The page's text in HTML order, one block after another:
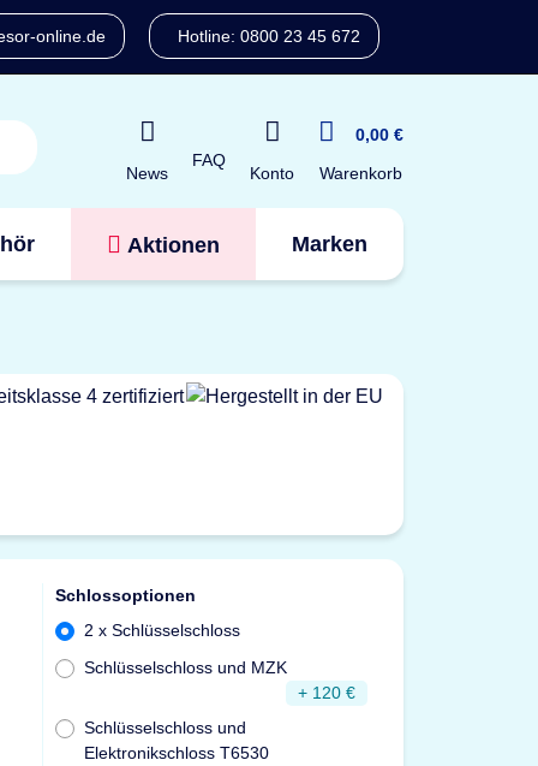
online.de Hotline: 0800 23 45 672
News
FAQ
Konto
0,00 €
Warenkorb
Aktionen Marken
Schlossoptionen
2 x Schlüsselschloss
Schlüsselschloss und MZK
+ 120 €
Schlüsselschloss und
Elektronikschloss T6530